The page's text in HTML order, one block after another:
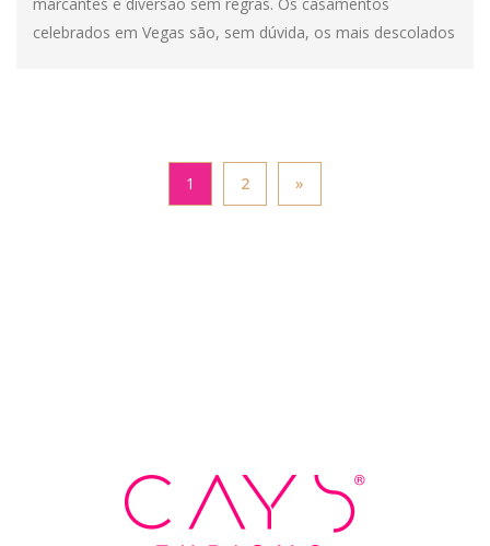
celebrados em Vegas são, sem dúvida, os mais descolados
1 2 »